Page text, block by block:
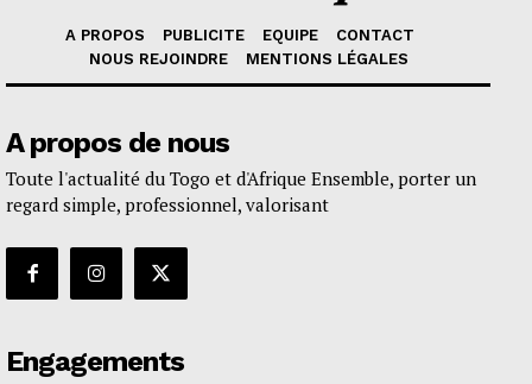
A PROPOS PUBLICITE EQUIPE
CONTACT
NOUS REJOINDRE
MENTIONS LÉGALES
A propos de nous
Toute l'actualité du Togo et d'Afrique Ensemble, porter un
regard simple, professionnel, valorisant
Engagements